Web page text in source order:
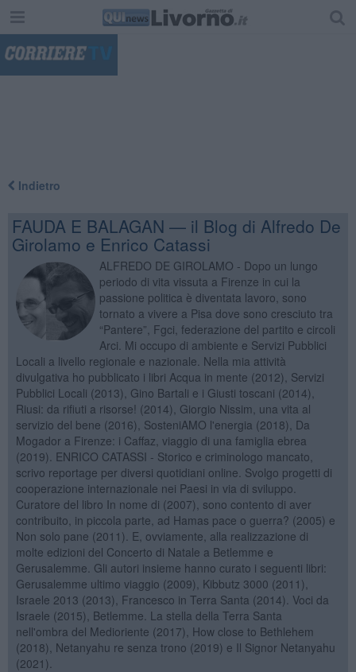
Indietro
FAUDA E BALAGAN — il Blog di Alfredo De
Girolamo e Enrico Catassi
ALFREDO DE GIROLAMO - Dopo un lungo
periodo di vita vissuta a Firenze in cui la
passione politica è diventata lavoro, sono
tornato a vivere a Pisa dove sono cresciuto tra
“Pantere”, Fgci, federazione del partito e circoli
Arci. Mi occupo di ambiente e Servizi Pubblici
Locali a livello regionale e nazionale. Nella mia attività
divulgativa ho pubblicato i libri Acqua in mente (2012), Servizi
Pubblici Locali (2013), Gino Bartali e i Giusti toscani (2014),
Riusi: da rifiuti a risorse! (2014), Giorgio Nissim, una vita al
servizio del bene (2016), SosteniAMO l'energia (2018), Da
Mogador a Firenze: i Caffaz, viaggio di una famiglia ebrea
(2019). ENRICO CATASSI - Storico e criminologo mancato,
scrivo reportage per diversi quotidiani online. Svolgo progetti di
cooperazione internazionale nei Paesi in via di sviluppo.
Curatore del libro In nome di (2007), sono contento di aver
contribuito, in piccola parte, ad Hamas pace o guerra? (2005) e
Non solo pane (2011). E, ovviamente, alla realizzazione di
molte edizioni del Concerto di Natale a Betlemme e
Gerusalemme. Gli autori insieme hanno curato i seguenti libri:
Gerusalemme ultimo viaggio (2009), Kibbutz 3000 (2011),
Israele 2013 (2013), Francesco in Terra Santa (2014). Voci da
Israele (2015), Betlemme. La stella della Terra Santa
nell'ombra del Medioriente (2017), How close to Bethlehem
(2018), Netanyahu re senza trono (2019) e Il Signor Netanyahu
(2021).